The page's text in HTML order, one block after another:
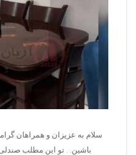
سلام به عزیزان و همراهان
باشین. . تو این مطلب صندلی